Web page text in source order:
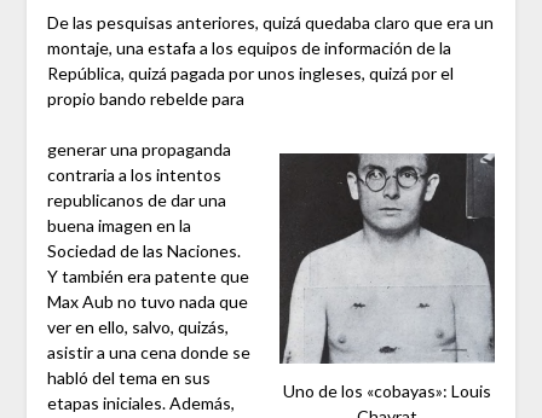
De las pesquisas anteriores, quizá quedaba claro que era un
montaje, una estafa a los equipos de información de la
República, quizá pagada por unos ingleses, quizá por el
propio bando rebelde para
Uno de los «cobayas»: Louis
generar una propaganda
contraria a los intentos
republicanos de dar una
buena imagen en la
Sociedad de las Naciones.
Y también era patente que
Max Aub no tuvo nada que
ver en ello, salvo, quizás,
asistir a una cena donde se
habló del tema en sus
etapas iniciales. Además,